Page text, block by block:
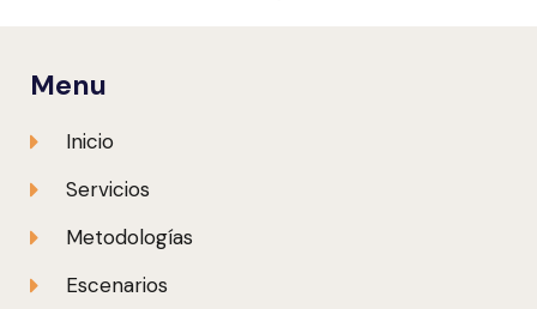
Menu
Inicio
Servicios
Metodologías
Escenarios